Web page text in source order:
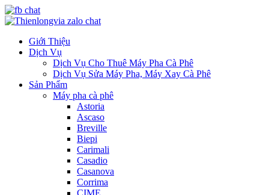
Giới Thiệu
Dịch Vụ
Dịch Vụ Cho Thuê Máy Pha Cà Phê
Dịch Vụ Sửa Máy Pha, Máy Xay Cà Phê
Sản Phẩm
Máy pha cà phê
Astoria
Ascaso
Breville
Biepi
Carimali
Casadio
Casanova
Corrima
CIME